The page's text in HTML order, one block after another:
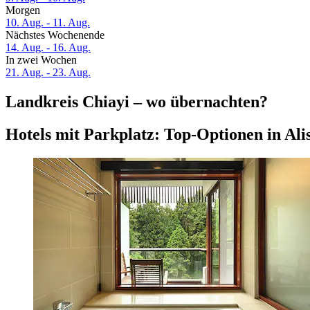
Morgen
10. Aug. - 11. Aug.
Nächstes Wochenende
14. Aug. - 16. Aug.
In zwei Wochen
21. Aug. - 23. Aug.
Landkreis Chiayi – wo übernachten?
Hotels mit Parkplatz: Top-Optionen in